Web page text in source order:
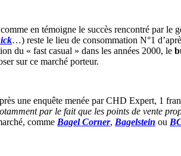
en témoigne le succès rencontré par le
…) reste le lieu de consommation N°1
du « fast casual » dans les années 2000, le
sur ce marché porteur.
une enquête menée par CHD Expert, 1
par le fait que les points de vente
comme Bagel Corner, Bagelstein ou